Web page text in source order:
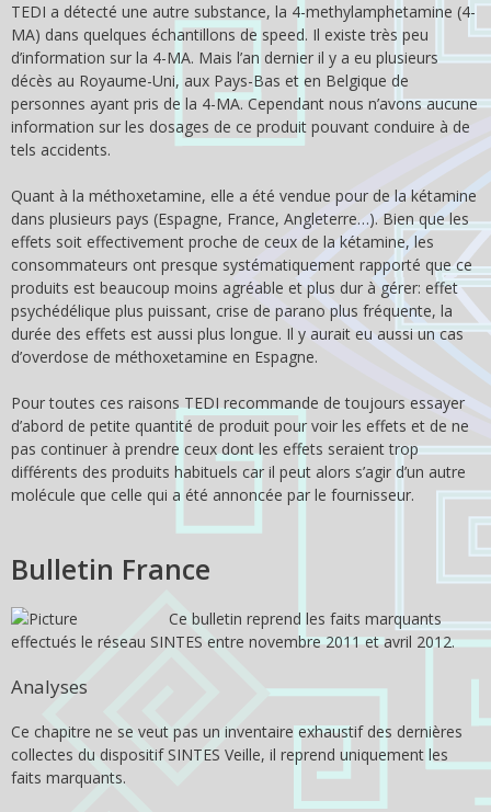
TEDI a détecté une autre substance, la 4-methylamphetamine (4-
MA) dans quelques échantillons de speed. Il existe très peu
d’information sur la 4-MA. Mais l’an dernier il y a eu plusieurs
décès au Royaume-Uni, aux Pays-Bas et en Belgique de
personnes ayant pris de la 4-MA. Cependant nous n’avons aucune
information sur les dosages de ce produit pouvant conduire à de
tels accidents.
Quant à la méthoxetamine, elle a été vendue pour de la kétamine
dans plusieurs pays (Espagne, France, Angleterre…). Bien que les
effets soit effectivement proche de ceux de la kétamine, les
consommateurs ont presque systématiquement rapporté que ce
produits est beaucoup moins agréable et plus dur à gérer: effet
psychédélique plus puissant, crise de parano plus fréquente, la
durée des effets est aussi plus longue. Il y aurait eu aussi un cas
d’overdose de méthoxetamine en Espagne.
Pour toutes ces raisons TEDI recommande de toujours essayer
d’abord de petite quantité de produit pour voir les effets et de ne
pas continuer à prendre ceux dont les effets seraient trop
différents des produits habituels car il peut alors s’agir d’un autre
molécule que celle qui a été annoncée par le fournisseur.
Bulletin France
Ce bulletin reprend les faits marquants
effectués le réseau SINTES entre novembre 2011 et avril 2012.
Analyses
Ce chapitre ne se veut pas un inventaire exhaustif des dernières
collectes du dispositif SINTES Veille, il reprend uniquement les
faits marquants.